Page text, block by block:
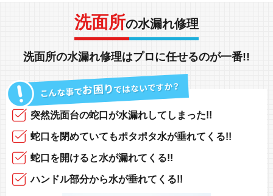
洗面所の水漏れ修理
洗面所の水漏れ修理はプロに任せるのが一番!!
突然洗面台の蛇口 が水漏れしてしまった!!
蛇口 を閉めていてもポタポタ水が垂れてくる!!
蛇口 を開けると水が漏れてくる!!
ハンドル部分から水が垂れてくる!!